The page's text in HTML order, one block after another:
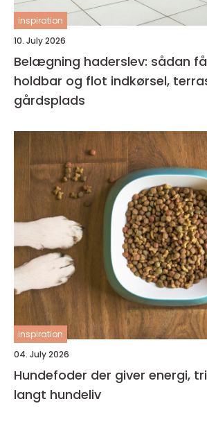
inspiration
10. July 2026
Belægning haderslev: sådan
holdbar og flot indkørsel,
gårdsplads
inspiration
04. July 2026
Hundefoder der giver energi,
langt hundeliv